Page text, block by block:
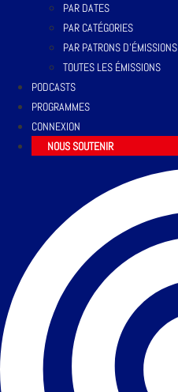
PAR DATES
PAR CATÉGORIES
PAR PATRONS D’ÉMISSIONS
TOUTES LES ÉMISSIONS
PODCASTS
PROGRAMMES
CONNEXION
NOUS SOUTENIR